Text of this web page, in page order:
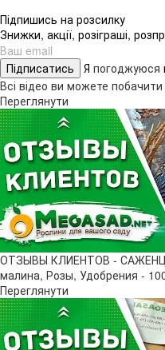
Підпишись на розсилку
Знижки, акції, розіграші,
Підписатись Я погоджуюся
Всі відео ви можете
Переглянути
ОТЗЫВЫ КЛИЕНТОВ -
малина, Розы, Удобрения -
Переглянути